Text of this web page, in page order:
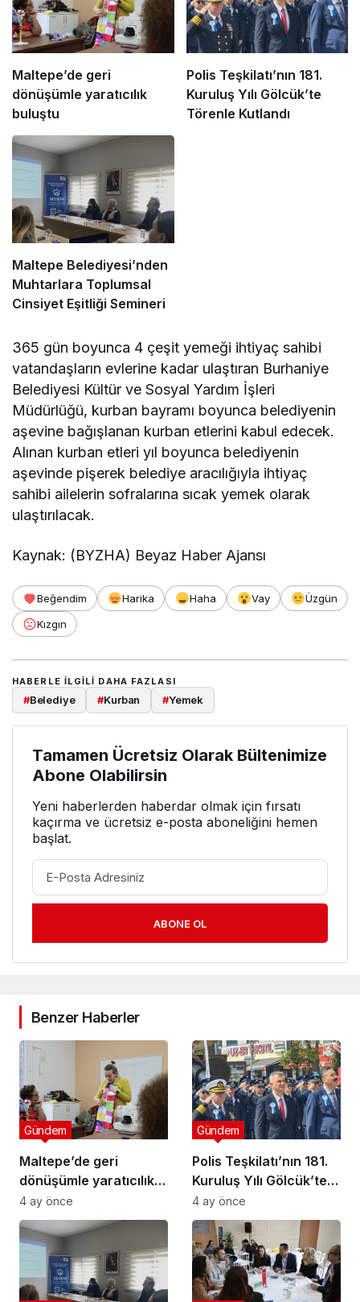
Maltepe’de geri
dönüşümle yaratıcılık
buluştu
Polis Teşkilatı’nın 181.
Kuruluş Yılı Gölcük’te
Törenle Kutlandı
Maltepe Belediyesi’nden
Muhtarlara Toplumsal
Cinsiyet Eşitliği Semineri
365 gün boyunca 4 çeşit yemeği ihtiyaç sahibi
vatandaşların evlerine kadar ulaştıran Burhaniye
Belediyesi Kültür ve Sosyal Yardım İşleri
Müdürlüğü, kurban bayramı boyunca belediyenin
aşevine bağışlanan kurban etlerini kabul edecek.
Alınan kurban etleri yıl boyunca belediyenin
aşevinde pişerek belediye aracılığıyla ihtiyaç
sahibi ailelerin sofralarına sıcak yemek olarak
ulaştırılacak.
Kaynak: (BYZHA) Beyaz Haber Ajansı
Beğendim Harika Haha Vay
Üzgün
Kızgın
HABERLE ILGILI DAHA FAZLASI
#Belediye #Kurban #Yemek
Tamamen Ücretsiz Olarak Bültenimize
Abone Olabilirsin
Yeni haberlerden haberdar olmak için fırsatı
kaçırma ve ücretsiz e-posta aboneliğini hemen
başlat.
ABONE OL
Benzer Haberler
Maltepe’de geri
dönüşümle yaratıcılık
buluştu
Gündem
4 ay önce
Polis Teşkilatı’nın 181.
Kuruluş Yılı Gölcük’te
Törenle Kutlandı
Gündem
4 ay önce